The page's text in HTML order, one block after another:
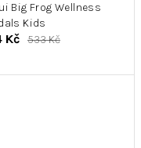
Big Frog Wellness
Kids
Kč 533 Kč